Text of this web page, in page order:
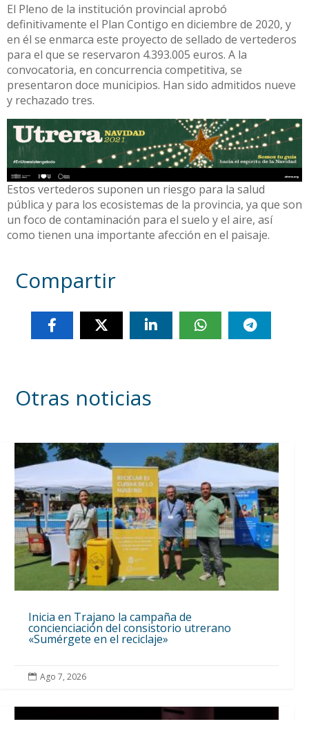
El Pleno de la institución provincial aprobó
definitivamente el Plan Contigo en diciembre de 2020, y
en él se enmarca este proyecto de sellado de vertederos
para el que se reservaron 4.393.005 euros. A la
convocatoria, en concurrencia competitiva, se
presentaron doce municipios. Han sido admitidos nueve
y rechazado tres.
Estos vertederos suponen un riesgo para la salud
pública y para los ecosistemas de la provincia, ya que son
un foco de contaminación para el suelo y el aire, así
como tienen una importante afección en el paisaje.
Compartir
Otras noticias
Inicia en Trajano la campaña de
concienciación del consistorio utrerano
«Sumérgete en el reciclaje»
 Ago 7, 2026